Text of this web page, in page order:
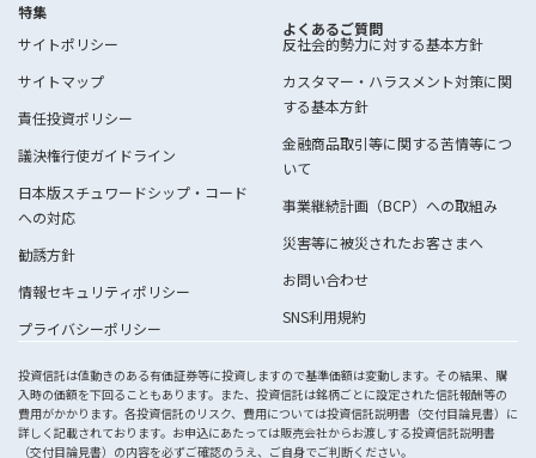
特集
よくあるご質問
サイトポリシー
サイトマップ
責任投資ポリシー
議決権行使ガイドライン
日本版スチュワードシップ・コード
への対応
勧誘方針
情報セキュリティポリシー
プライバシーポリシー
反社会的勢力に対する基本方針
カスタマー・ハラスメント対策に関
する基本方針
金融商品取引等に関する苦情等につ
いて
事業継続計画（BCP）への取組み
災害等に被災されたお客さまへ
お問い合わせ
SNS利用規約
投資信託は値動きのある有価証券等に投資しますので基準価額は変動します。その結果、購
入時の価額を下回ることもあります。また、投資信託は銘柄ごとに設定された信託報酬等の
費用がかかります。各投資信託のリスク、費用については投資信託説明書（交付目論見書）に
詳しく記載されております。お申込にあたっては販売会社からお渡しする投資信託説明書
（交付目論見書）の内容を必ずご確認のうえ、ご自身でご判断ください。